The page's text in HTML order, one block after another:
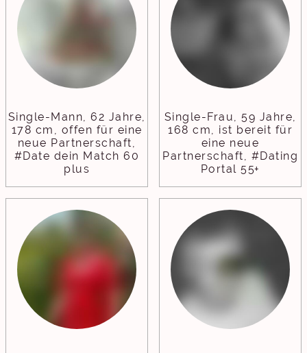
Single-Mann, 62 Jahre,
178 cm, offen für eine
neue Partnerschaft,
#Date dein Match 60
plus
Single-Frau, 59 Jahre,
168 cm, ist bereit für
eine neue
Partnerschaft, #Dating
Portal 55+